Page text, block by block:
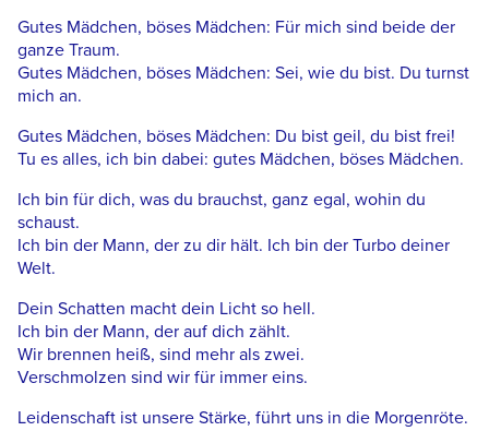
Gutes Mädchen, böses Mädchen: Für mich sind beide der
ganze Traum.
Gutes Mädchen, böses Mädchen: Sei, wie du bist. Du turnst
mich an.
Gutes Mädchen, böses Mädchen: Du bist geil, du bist frei!
Tu es alles, ich bin dabei: gutes Mädchen, böses Mädchen.
Ich bin für dich, was du brauchst, ganz egal, wohin du
schaust.
Ich bin der Mann, der zu dir hält. Ich bin der Turbo deiner
Welt.
Dein Schatten macht dein Licht so hell.
Ich bin der Mann, der auf dich zählt.
Wir brennen heiß, sind mehr als zwei.
Verschmolzen sind wir für immer eins.
Leidenschaft ist unsere Stärke, führt uns in die Morgenröte.